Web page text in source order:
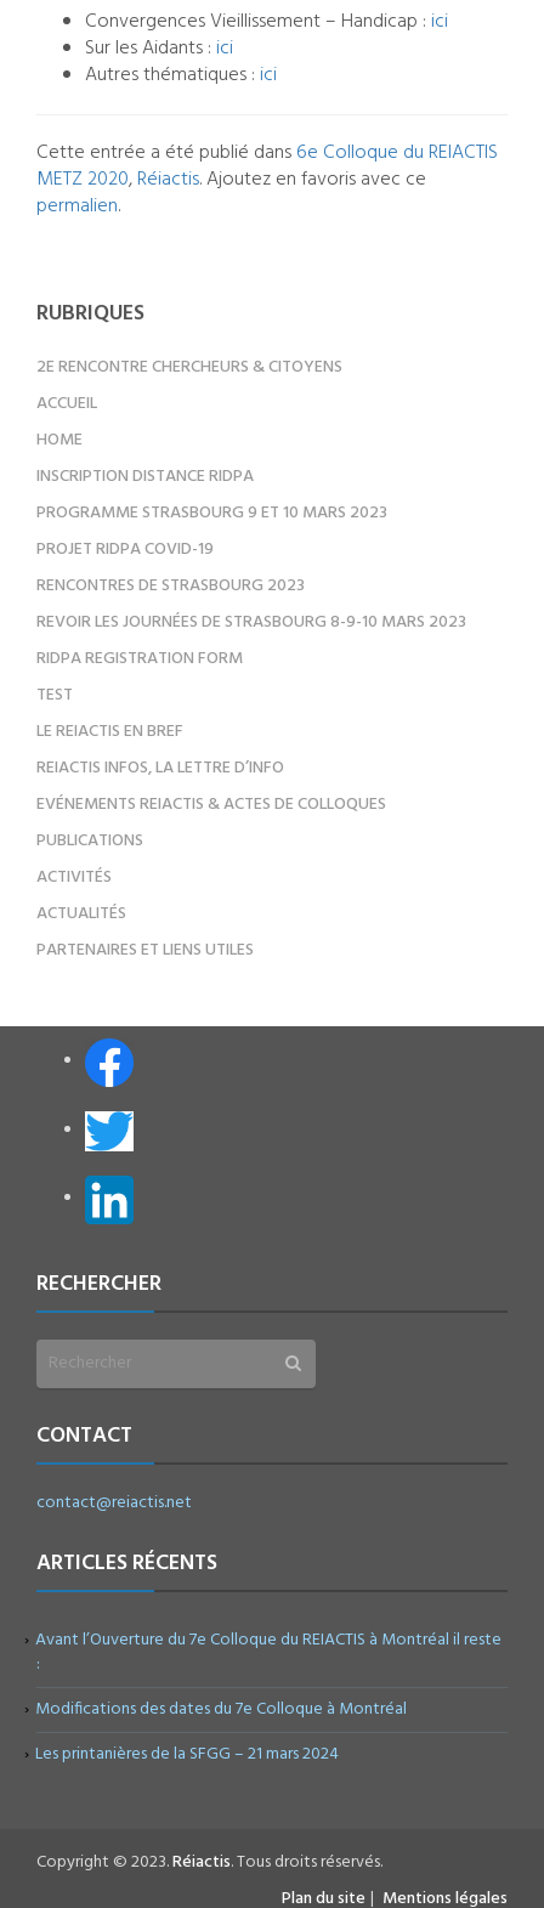
Convergences Vieillissement – Handicap : ici
Sur les Aidants : ici
Autres thématiques : ici
Cette entrée a été publié dans6e Colloque du REIACTIS
METZ 2020,Réiactis. Ajoutez en favoris avec ce
permalien.
pour
les
articles
RUBRIQUES
2E RENCONTRE CHERCHEURS & CITOYENS
ACCUEIL
HOME
INSCRIPTION DISTANCE RIDPA
PROGRAMME STRASBOURG 9 ET 10 MARS 2023
PROJET RIDPA COVID-19
RENCONTRES DE STRASBOURG 2023
REVOIR LES JOURNÉES DE STRASBOURG 8-9-10 MARS 2023
RIDPA REGISTRATION FORM
TEST
LE REIACTIS EN BREF
REIACTIS INFOS, LA LETTRE D’INFO
EVÉNEMENTS REIACTIS & ACTES DE COLLOQUES
PUBLICATIONS
ACTIVITÉS
ACTUALITÉS
PARTENAIRES ET LIENS UTILES
RECHERCHER
CONTACT
contact@reiactis.net
ARTICLES RÉCENTS
Avant l’Ouverture du 7e Colloque du REIACTIS à Montréal il reste
:
Modifications des dates du 7e Colloque à Montréal
Les printanières de la SFGG – 21 mars 2024
Copyright © 2023.Réiactis. Tous droits réservés.
Plan du site | Mentions légales